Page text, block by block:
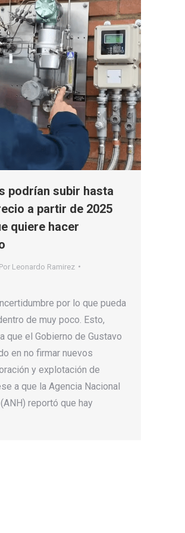
podrían subir hasta
a partir de 2025
quiere hacer
Por Leonardo Ramirez
por lo que pueda
de muy poco. Esto,
que el Gobierno de Gustavo
en no firmar nuevos
y explotación de
a que la Agencia Nacional
reportó que hay